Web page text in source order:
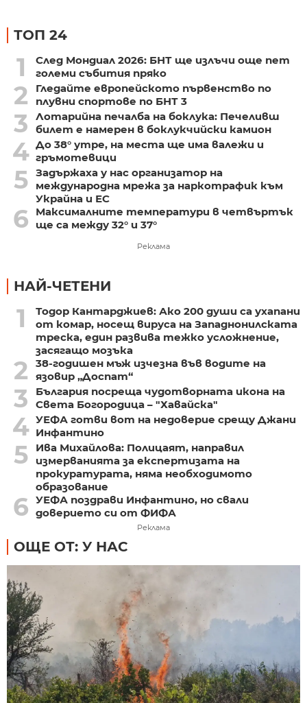
ТОП 24
1
След Мондиал 2026: БНТ ще излъчи още пет
големи събития пряко
2
Гледайте европейското първенство по
плувни спортове по БНТ 3
3
Лотарийна печалба на боклука: Печеливш
билет е намерен в боклукчийски камион
4 До 38° утре, на места ще има валежи и
гръмотевици
5 Задържаха у нас организатор на
международна мрежа за наркотрафик към
Украйна и ЕС
6
Максималните температури в четвъртък
ще са между 32° и 37°
Реклама
НАЙ-ЧЕТЕНИ
1
Тодор Кантарджиев: Ако 200 души са ухапани
от комар, носещ вируса на Западнонилската
треска, един развива тежко усложнение,
засягащо мозъка
2
38-годишен мъж изчезна във водите на
язовир „Доспат“
3
България посреща чудотворната икона на
Света Богородица – "Хавайска"
4 УЕФА готви вот на недоверие срещу Джани
Инфантино
5
Ива Михайлова: Полицаят, направил
измерванията за експертизата на
прокуратурата, няма необходимото
образование
6 УЕФА поздрави Инфантино, но свали
доверието си от ФИФА
Реклама
ОЩЕ ОТ: У НАС